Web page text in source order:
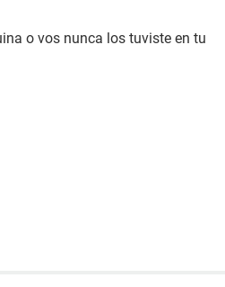
o vos nunca los tuviste en tu